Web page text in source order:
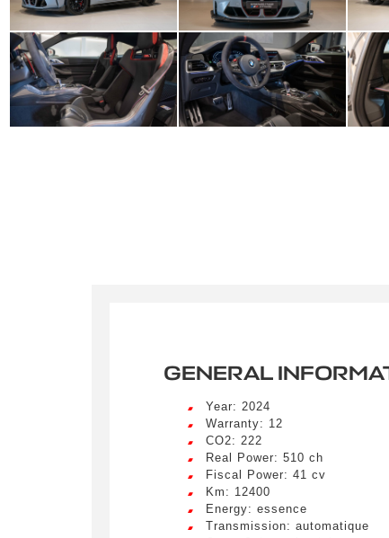
GENERAL
Year: 2024
Warranty: 12
CO2: 222
Real Power: 510 ch
Fiscal Power: 41 cv
Km: 12400
Energy: essence
Transmission: automatique